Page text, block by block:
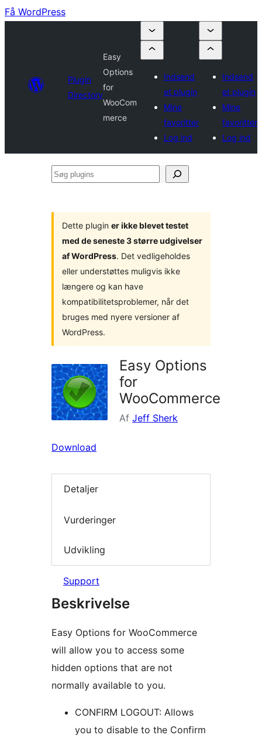
Få WordPress
Plugin
Directory
Easy
Options
for
WooCom
merce
Indsend
et plugin
Mine
favoritter
Log ind
Indsend
et plugin
Mine
favoritter
Log ind
Søg
Dette plugin er ikke blevet testet
med de seneste 3 større udgivelser
af WordPress. Det vedligeholdes
eller understøttes muligvis ikke
længere og kan have
kompatibilitetsproblemer, når det
bruges med nyere versioner af
WordPress.
Easy Options
for
WooCommerce
Af Jeff Sherk
Download
Detaljer
Vurderinger
Udvikling
Support
Beskrivelse
Easy Options for WooCommerce
will allow you to access some
hidden options that are not
normally available to you.
CONFIRM LOGOUT: Allows
you to disable to the Confirm